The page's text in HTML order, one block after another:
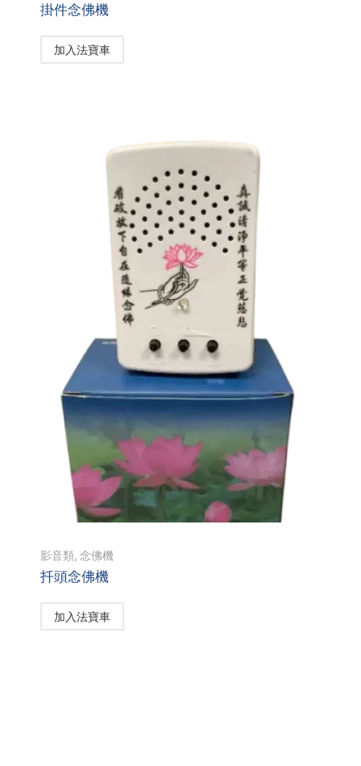
掛件念佛機
加入法寶車
影音類, 念佛機
扦頭念佛機
加入法寶車